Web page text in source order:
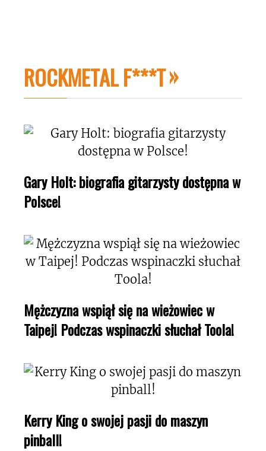
ROCKMETAL F***T
Gary Holt: biografia gitarzysty dostępna w
Polsce!
Mężczyzna wspiął się na wieżowiec w
Taipej! Podczas wspinaczki słuchał Toola!
Kerry King o swojej pasji do maszyn
pinball!